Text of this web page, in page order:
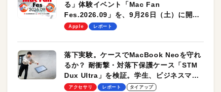
る」体験イベント「Mac Fan
Fes.2026.09」を、9月26日（土）に開催
します！
Apple レポート
落下実験。ケースでMacBook Neoを守れ
るか？ 耐衝撃・対落下保護ケース「STM
Dux Ultra」を検証。学生、ビジネスマン
のモバイルユースに最適！
アクセサリ レポート タイアップ